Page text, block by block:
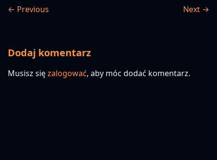
← Previous Next →
Dodaj komentarz
Musisz sięzalogować, aby móc dodać komentarz.